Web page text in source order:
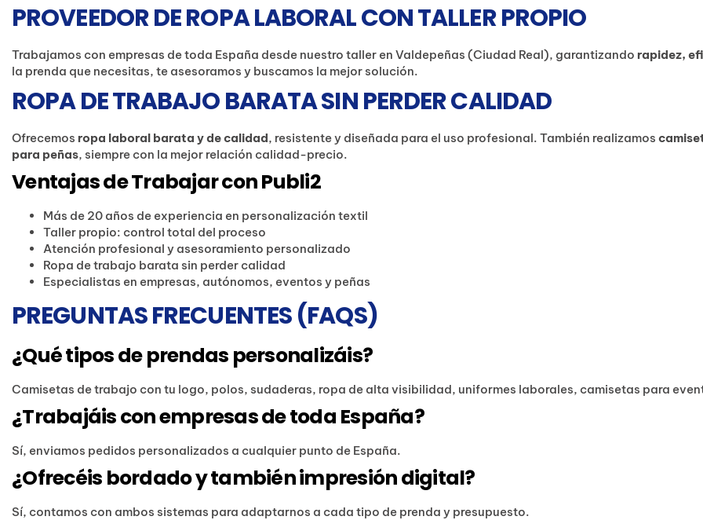
PROVEEDOR DE ROPA LABORAL CON TALLER PROPIO
Trabajamos con empresas de toda España desde nuestro taller en Valdepeñas (Ciudad Real), garantizando rapidez,
la prenda que necesitas, te asesoramos y buscamos la mejor solución.
ROPA DE TRABAJO BARATA SIN PERDER CALIDAD
Ofrecemos ropa laboral barata y de calidad, resistente y diseñada para el uso profesional. También realizamos
para peñas, siempre con la mejor relación calidad-precio.
Ventajas de Trabajar con Publi2
Más de 20 años de experiencia en personalización textil
Taller propio: control total del proceso
Atención profesional y asesoramiento personalizado
Ropa de trabajo barata sin perder calidad
Especialistas en empresas, autónomos, eventos y peñas
PREGUNTAS FRECUENTES (FAQS)
¿Qué tipos de prendas personalizáis?
Camisetas de trabajo con tu logo, polos, sudaderas, ropa de alta visibilidad, uniformes laborales, camisetas para
¿Trabajáis con empresas de toda España?
Sí, enviamos pedidos personalizados a cualquier punto de España.
¿Ofrecéis bordado y también impresión digital?
Sí, contamos con ambos sistemas para adaptarnos a cada tipo de prenda y presupuesto.